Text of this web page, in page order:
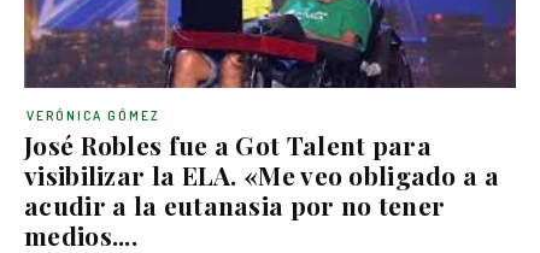
José Robles fue a Got Talent para
visibilizar la ELA. «Me veo obligado a a
acudir a la eutanasia por no tener
medios....
VERÓNICA GÓMEZ